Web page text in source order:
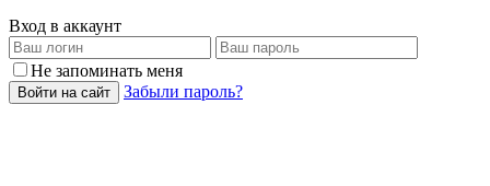
Вход в аккаунт
Не запоминать меня
Войти на сайт Забыли пароль?